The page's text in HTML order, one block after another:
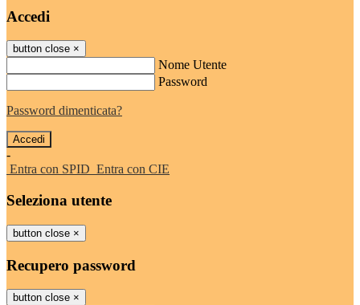
Accedi
button close ×
Nome Utente
Password
Password dimenticata?
-
Entra con SPID Entra con CIE
Seleziona utente
button close ×
Recupero password
button close ×